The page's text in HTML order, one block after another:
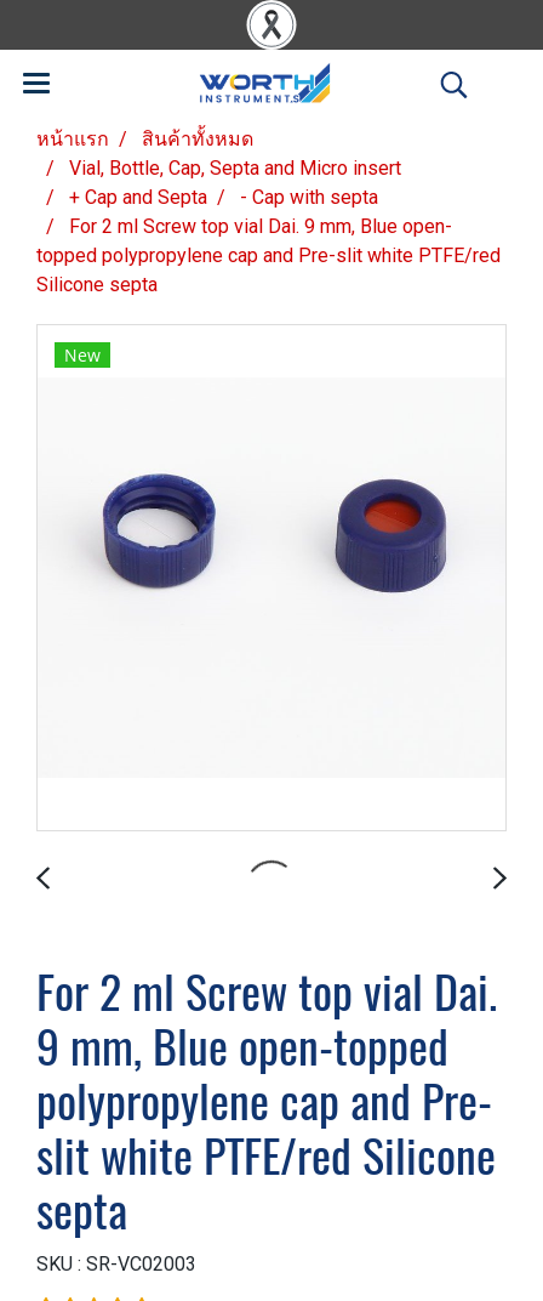
หน้าแรก
สินค้าทั้งหมด
Vial, Bottle, Cap, Septa and Micro insert
+ Cap and Septa
- Cap with septa
For 2 ml Screw top vial Dai. 9 mm, Blue open-
topped polypropylene cap and Pre-slit white PTFE/red
Silicone septa
New
For 2 ml Screw top vial Dai.
9 mm, Blue open-topped
polypropylene cap and Pre-
slit white PTFE/red Silicone
septa
SKU : SR-VC02003